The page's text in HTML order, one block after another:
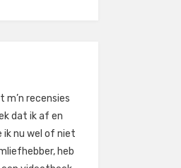
m’n recensies
dat ik af en
nu wel of niet
heb